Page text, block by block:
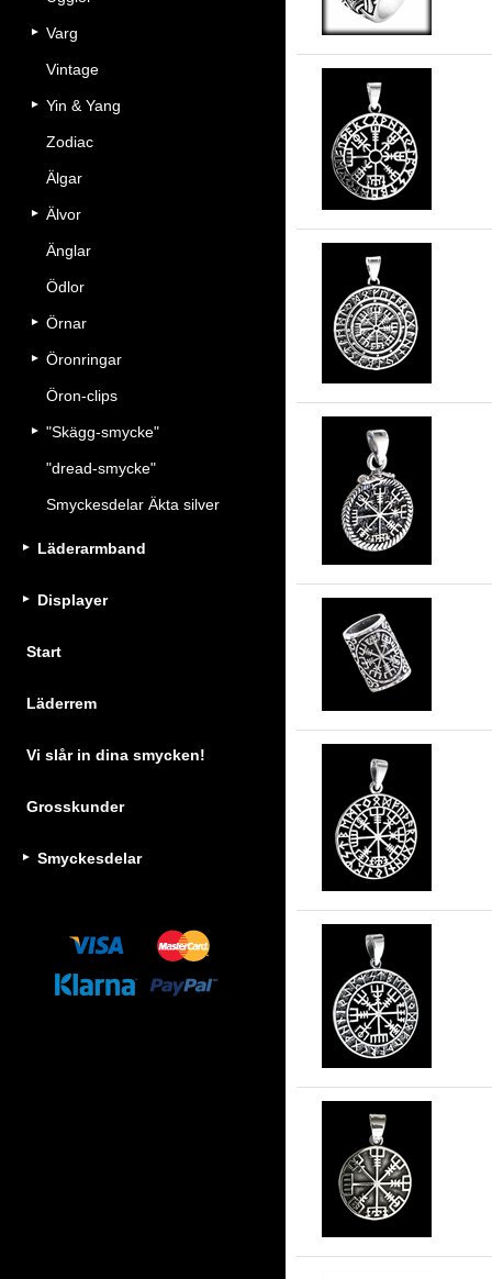
Varg
Vintage
Yin & Yang
Zodiac
Älgar
Älvor
Änglar
Ödlor
Örnar
Öronringar
Öron-clips
"Skägg-smycke"
"dread-smycke"
Smyckesdelar Äkta silver
Läderarmband
Displayer
Start
Läderrem
Vi slår in dina smycken!
Grosskunder
Smyckesdelar